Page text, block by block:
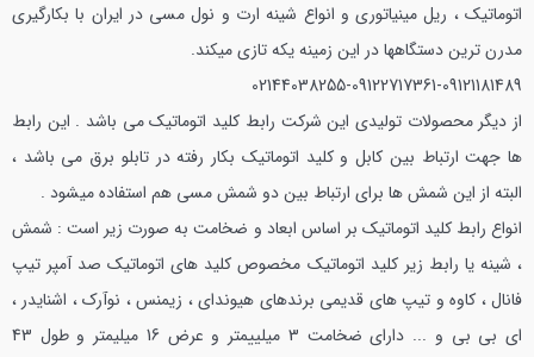
اتوماتیک ، ریل مینیاتوری و انواع شینه ارت و نول مسی در ایران با بکارگیری
مدرن ترین دستگاهها در این زمینه یکه تازی میکند.
02144038255-09122717361-09121181489
از دیگر محصولات تولیدی این شرکت رابط کلید اتوماتیک می باشد . این رابط
ها جهت ارتباط بین کابل و کلید اتوماتیک بکار رفته در تابلو برق می باشد ،
البته از این شمش ها برای ارتباط بین دو شمش مسی هم استفاده میشود .
انواع رابط کلید اتوماتیک بر اساس ابعاد و ضخامت به صورت زیر است : شمش
، شینه یا رابط زیر کلید اتوماتیک مخصوص کلید های اتوماتیک صد آمپر تیپ
فانال ، کاوه و تیپ های قدیمی برندهای هیوندای ، زیمنس ، نوآرک ، اشنایدر ،
ای بی بی و ... دارای ضخامت 3 میلییمتر و عرض 16 میلیمتر و طول 43